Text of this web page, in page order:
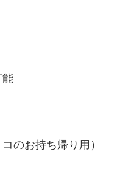
能
のお持ち帰り用）